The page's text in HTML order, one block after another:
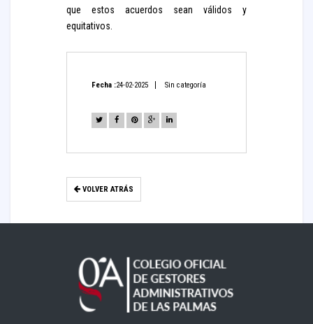
que estos acuerdos sean válidos y
equitativos.
Fecha :24-02-2025 Sin categoría
VOLVER ATRÁS